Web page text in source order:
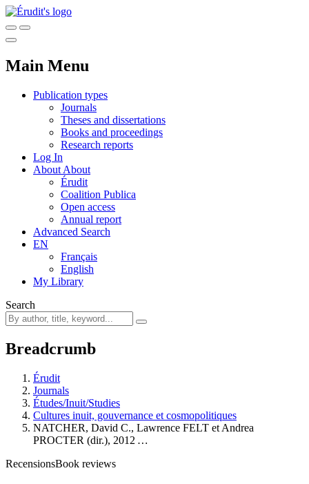
Main Menu
Publication types
Journals
Theses and dissertations
Books and proceedings
Research reports
Log In
About About
Érudit
Coalition Publica
Open access
Annual report
Advanced Search
EN
Français
English
My Library
Search
Breadcrumb
Érudit
Journals
Études/Inuit/Studies
Cultures inuit, gouvernance et cosmopolitiques
NATCHER, David C., Lawrence FELT et Andrea
PROCTER (dir.), 2012 …
RecensionsBook reviews